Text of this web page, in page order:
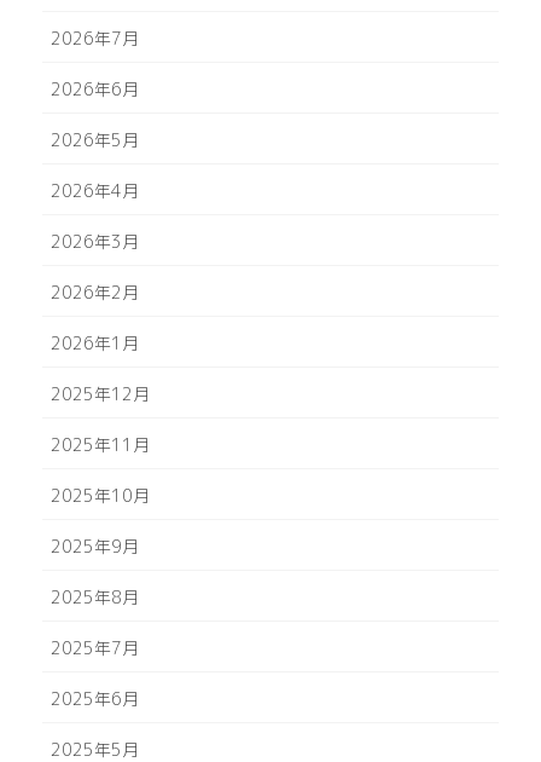
2026年7月
2026年6月
2026年5月
2026年4月
2026年3月
2026年2月
2026年1月
2025年12月
2025年11月
2025年10月
2025年9月
2025年8月
2025年7月
2025年6月
2025年5月